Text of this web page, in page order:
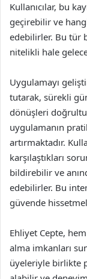
Kullanıcılar, bu
geçirebilir ve
edebilirler. Bu tür
nitelikli hale
Uygulamayı
tutarak, sürekli
dönüşleri
uygulamanın
artırmaktadır.
karşılaştıkları
bildirebilir ve
edebilirler. Bu
güvende
Ehliyet Cepte,
alma imkanları
üyeleriyle birlikte